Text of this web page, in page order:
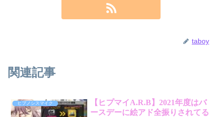
taboy
関連記事
ヒプノシスマイク
【ヒプマイA.R.B】2021年度はバ
ースデーに絵アド全振りされてる